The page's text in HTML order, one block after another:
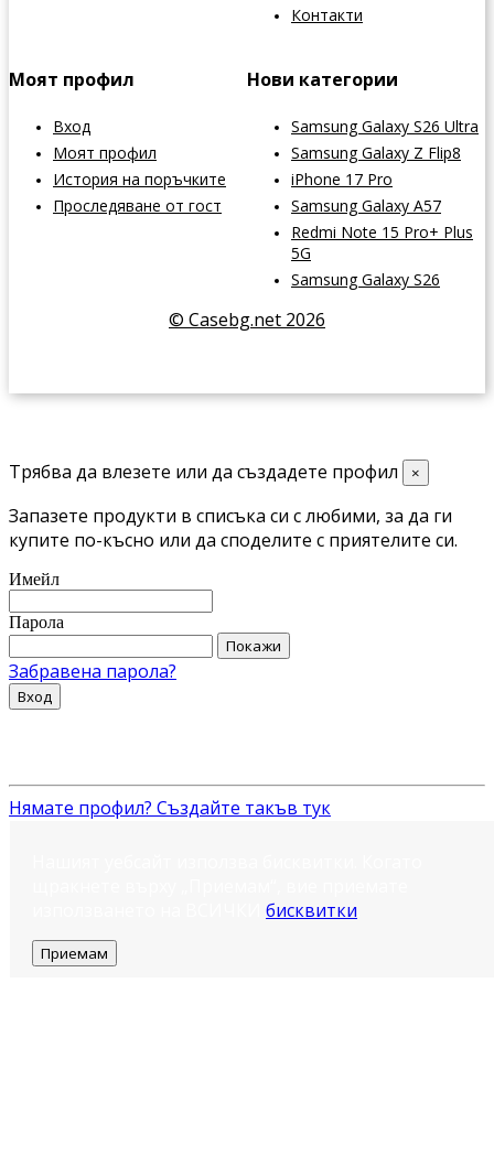
Контакти
Моят профил
Вход
Моят профил
История на поръчките
Проследяване от гост
Нови категории
Samsung Galaxy S26 Ultra
Samsung Galaxy Z Flip8
iPhone 17 Pro
Samsung Galaxy A57
Redmi Note 15 Pro+ Plus
5G
Samsung Galaxy S26
© Casebg.net 2026
Трябва да влезете или да създадете профил ×
Запазете продукти в списъка си с любими, за да ги
купите по-късно или да споделите с приятелите си.
Имейл
Парола
Покажи
Забравена парола?
Вход
Нямате профил? Създайте такъв тук
бисквитки
Приемам